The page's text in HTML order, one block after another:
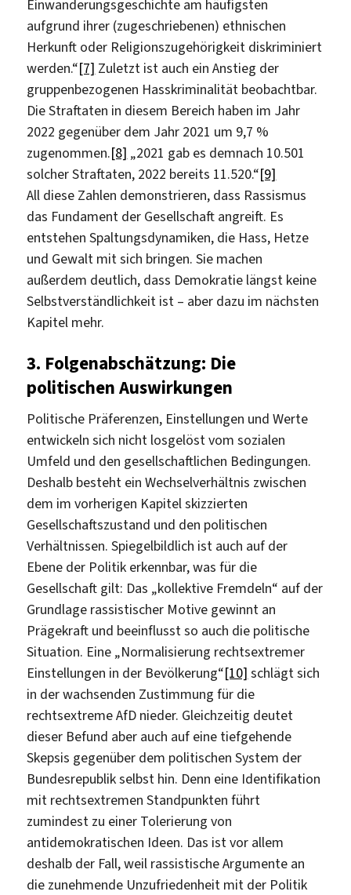
Einwanderungsgeschichte am häufigsten
aufgrund ihrer (zugeschriebenen) ethnischen
Herkunft oder Religionszugehörigkeit diskriminiert
werden.“[7] Zuletzt ist auch ein Anstieg der
gruppenbezogenen Hasskriminalität beobachtbar.
Die Straftaten in diesem Bereich haben im Jahr
2022 gegenüber dem Jahr 2021 um 9,7 %
zugenommen.[8] „2021 gab es demnach 10.501
solcher Straftaten, 2022 bereits 11.520.“[9]
All diese Zahlen demonstrieren, dass Rassismus
das Fundament der Gesellschaft angreift. Es
entstehen Spaltungsdynamiken, die Hass, Hetze
und Gewalt mit sich bringen. Sie machen
außerdem deutlich, dass Demokratie längst keine
Selbstverständlichkeit ist – aber dazu im nächsten
Kapitel mehr.
3. Folgenabschätzung: Die
politischen Auswirkungen
Politische Präferenzen, Einstellungen und Werte
entwickeln sich nicht losgelöst vom sozialen
Umfeld und den gesellschaftlichen Bedingungen.
Deshalb besteht ein Wechselverhältnis zwischen
dem im vorherigen Kapitel skizzierten
Gesellschaftszustand und den politischen
Verhältnissen. Spiegelbildlich ist auch auf der
Ebene der Politik erkennbar, was für die
Gesellschaft gilt: Das „kollektive Fremdeln“ auf der
Grundlage rassistischer Motive gewinnt an
Prägekraft und beeinflusst so auch die politische
Situation. Eine „Normalisierung rechtsextremer
Einstellungen in der Bevölkerung“[10] schlägt sich
in der wachsenden Zustimmung für die
rechtsextreme AfD nieder. Gleichzeitig deutet
dieser Befund aber auch auf eine tiefgehende
Skepsis gegenüber dem politischen System der
Bundesrepublik selbst hin. Denn eine Identifikation
mit rechtsextremen Standpunkten führt
zumindest zu einer Tolerierung von
antidemokratischen Ideen. Das ist vor allem
deshalb der Fall, weil rassistische Argumente an
die zunehmende Unzufriedenheit mit der Politik